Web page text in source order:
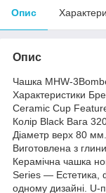
Опис
Опис
Чашка MHW-
Характеристики
Ceramic Cup
Колір Black Вага
Діаметр верх 80
Виготовлена з
Керамічна чашка
Series — Естетика,
одному дизайні. U-